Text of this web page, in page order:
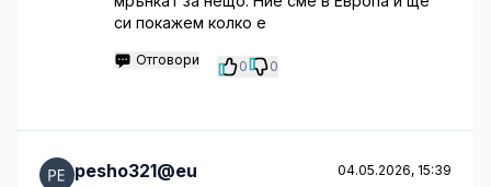
си покажем колко е
Отговори 0 0
pesho321@eu 04.05.2026, 15:39